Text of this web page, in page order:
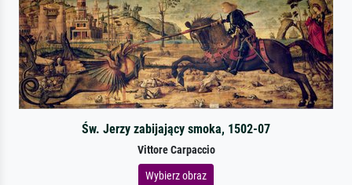
Św. Jerzy zabijający smoka, 1502-07
Vittore Carpaccio
Wybierz obraz